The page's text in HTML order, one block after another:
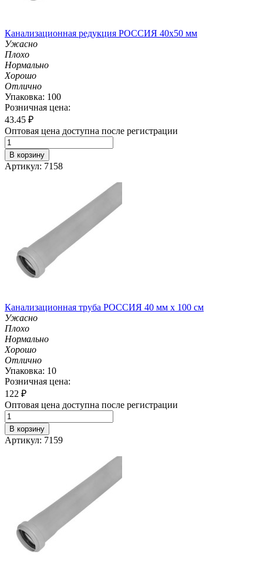
Канализационная редукция РОССИЯ 40х50 мм
Ужасно
Плохо
Нормально
Хорошо
Отлично
Упаковка: 100
Розничная цена:
43.45 ₽
Оптовая цена доступна после регистрации
В корзину
Артикул: 7158
Канализационная труба РОССИЯ 40 мм х 100 см
Ужасно
Плохо
Нормально
Хорошо
Отлично
Упаковка: 10
Розничная цена:
122 ₽
Оптовая цена доступна после регистрации
В корзину
Артикул: 7159